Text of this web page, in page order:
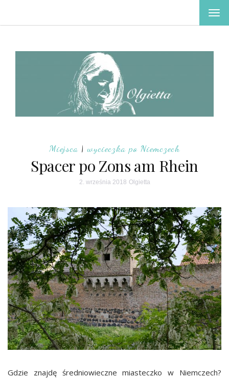
Miejsca | wycieczka po Niemczech
Spacer po Zons am Rhein
2. września 2018 Olgietta
Gdzie znajdę średniowieczne miasteczko w Niemczech?